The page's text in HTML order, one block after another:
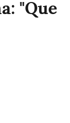
"Que